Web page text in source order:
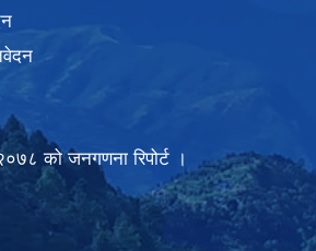
को जनगणना रिपोर्ट ।